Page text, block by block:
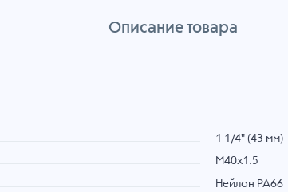
Описание товара
1 1/4" (43 мм)
M40x1.5
Нейлон PA66